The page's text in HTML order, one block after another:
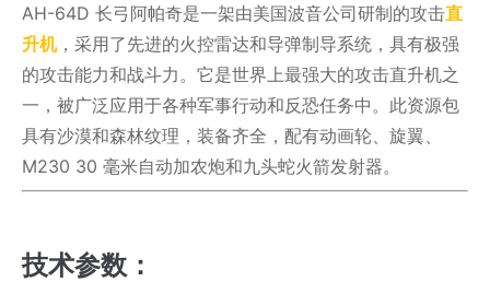
AH-64D 长弓阿帕奇是一架由美国波音公司研制的攻击直
升机，采用了先进的火控雷达和导弹制导系统，具有极强
的攻击能力和战斗力。它是世界上最强大的攻击直升机之
一，被广泛应用于各种军事行动和反恐任务中。此资源包
具有沙漠和森林纹理，装备齐全，配有动画轮、旋翼、
M230 30 毫米自动加农炮和九头蛇火箭发射器。
技术参数：